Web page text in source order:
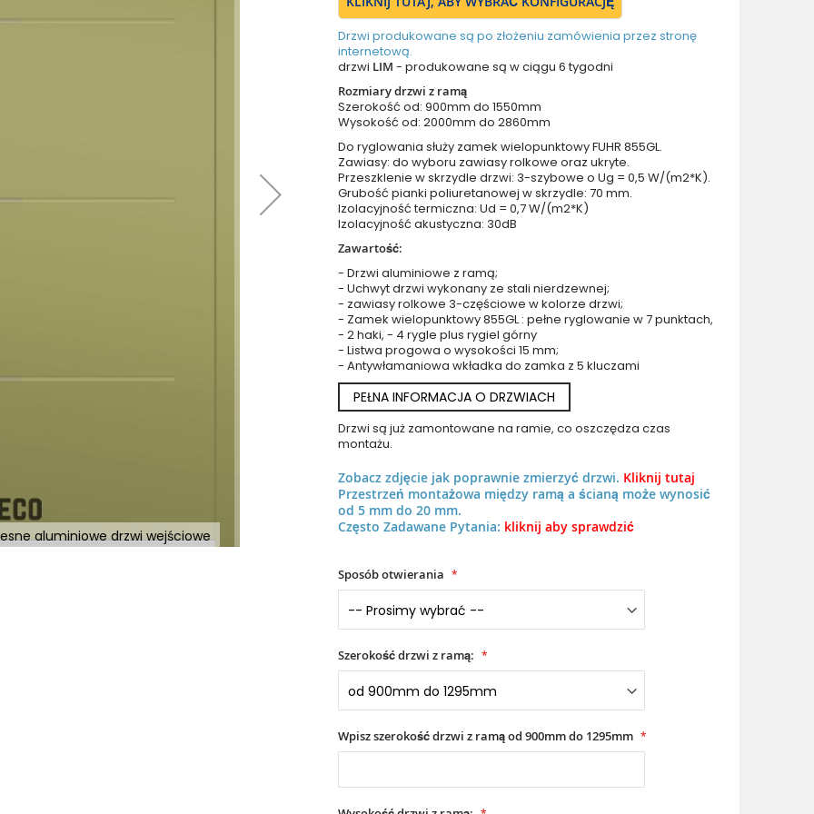
Drzwi z prawym naświetlem
Drzwi z górnym i lewym naświetlem
Drzwi z lewym i prawym naświetlem
Drzwi podwójne z lewym i prawym naświetlem
Drzwi podwójne z górnym naświetlem
Drzwi podwójne z lewym, prawym i górnym naświetlem
Akcesoria do drzwi
Drzwi Aluminiowe Pivot
Szklane drzwi pivot
Okna aluminiowe
aluminiowe drzwi wejściowe Antracytowe nowoczesne aluminiowe drzwi
Drzwi produkowane są po złożeniu zamówienia przez stronę
internetową.
drzwi LIM - produkowane są w ciągu 6 tygodni
Rozmiary drzwi z ramą
Szerokość od: 900mm do 1550mm
Wysokość od: 2000mm do 2860mm
Do ryglowania służy zamek wielopunktowy FUHR 855GL.
Zawiasy: do wyboru zawiasy rolkowe oraz ukryte.
Przeszklenie w skrzydle drzwi: 3-szybowe o Ug = 0,5 W/(m2*K).
Grubość pianki poliuretanowej w skrzydle: 70 mm.
Izolacyjność termiczna: Ud = 0,7 W/(m2*K)
Izolacyjność akustyczna: 30dB
Zawartość:
- Drzwi aluminiowe z ramą;
- Uchwyt drzwi wykonany ze stali nierdzewnej;
- zawiasy rolkowe 3-częściowe w kolorze drzwi;
- Zamek wielopunktowy 855GL : pełne ryglowanie w 7 punktach,
- 2 haki, - 4 rygle plus rygiel górny
- Listwa progowa o wysokości 15 mm;
- Antywłamaniowa wkładka do zamka z 5 kluczami
PEŁNA INFORMACJA O DRZWIACH
Drzwi są już zamontowane na ramie, co oszczędza czas
montażu.
Zobacz zdjęcie jak poprawnie zmierzyć drzwi. Kliknij tutaj
Przestrzeń montażowa między ramą a ścianą może wynosić
od 5 mm do 20 mm.
Często Zadawane Pytania: kliknij aby sprawdzić
Sposób otwierania
Szerokość drzwi z ramą:
Wpisz szerokość drzwi z ramą od 900mm do 1295mm